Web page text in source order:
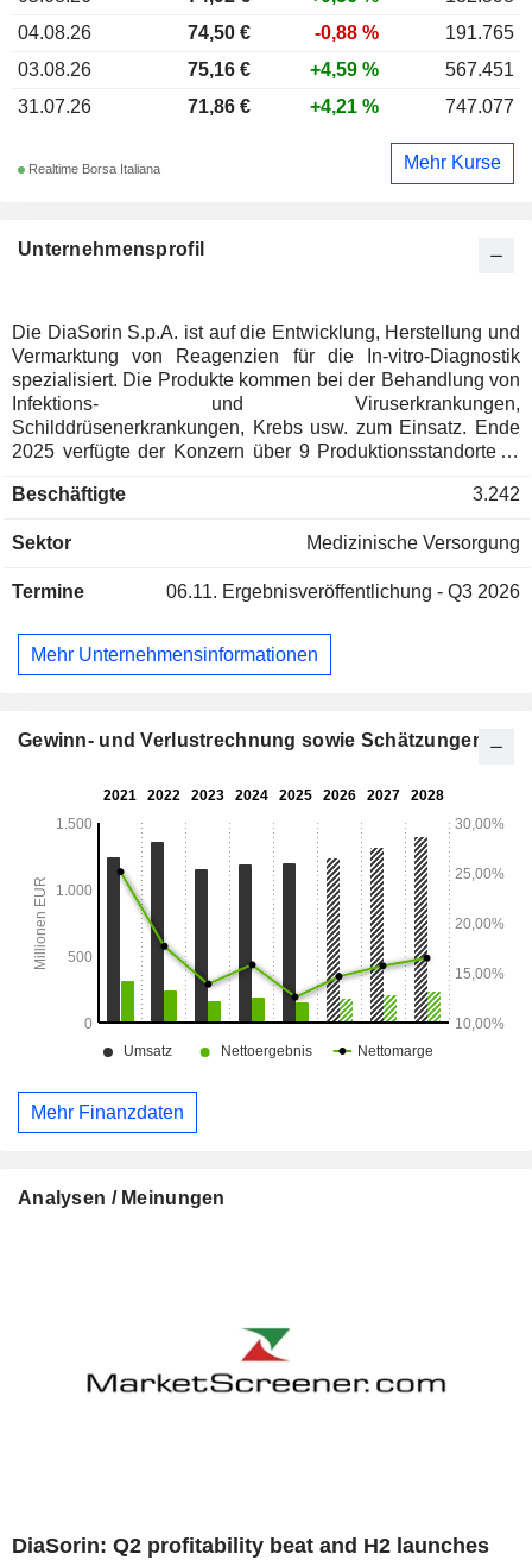
Unternehmensprofil
Die DiaSorin S.p.A. ist auf die Entwicklung, Herstellung und
Vermarktung von Reagenzien für die In-vitro-Diagnostik
spezialisiert. Die Produkte kommen bei der Behandlung von
Infektions- und Viruserkrankungen,
Schilddrüsenerkrankungen, Krebs usw. zum Einsatz. Ende
2025 verfügte der Konzern über 9 Produktionsstandorte in
dem Vereinigten Königreich und China. Der Nettoumsatz
(24,9 %), Nordamerika (51,8 %) und sonstige Märkte (8,1 %).
Beschäftigte 3.242
Sektor Medizinische Versorgung
Termine 06.11. Ergebnisveröffentlichung - Q3 2026
Mehr Unternehmensinformationen
04.08.26
74,50 € -0,88 %
191.765
03.08.26
75,16 € +4,59 %
567.451
31.07.26
71,86 € +4,21 % 747.077
Realtime Borsa Italiana Mehr Kurse
Gewinn- und Verlustrechnung sowie Schätzungen
Mehr Finanzdaten
Analysen / Meinungen
DiaSorin: Q2 profitability beat and H2 launches